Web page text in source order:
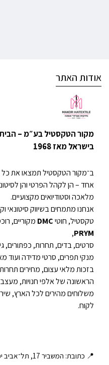
אודות האתר
מקור הטקסטיל בע״מ –
בישראל מאז 1968
ב־מקור הטקסטיל תמצאו את כל
אחד – הן לקהל הפרטי והן
מלאכה וסטודיואים מקצועיים.
אנחנו מתמחים בשיווק סיטונאי
טקסטיל, חוטיDMC מקוריים,
PRYM
,
סרטים, בדים, תחרות, כפתורים,
מנקי תפרים, סרטי מדידה ועוד
בזכות מלאי עצום, מחירים
הראשונה של אלפי חנויות,
משלוחים מהירים לכל הארץ,
לקוח.
📍 כתובת: המשביר 17, תל־אביב יפו